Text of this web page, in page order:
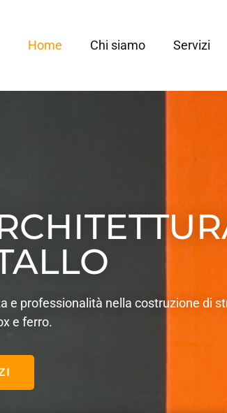
Home Chi siamo Servizi
e professionalità nella costruzione di
e ferro.